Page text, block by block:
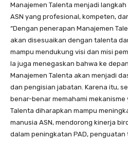
Manajemen Talenta menjadi
ASN yang profesional, kompeten,
“Dengan penerapan Manajemen
akan disesuaikan dengan talenta
mampu mendukung visi dan misi
Ia juga menegaskan bahwa ke
Manajemen Talenta akan menjadi
dan pengisian jabatan. Karena itu,
benar-benar memahami
Talenta diharapkan mampu
manusia ASN, mendorong kinerja
dalam peningkatan PAD,